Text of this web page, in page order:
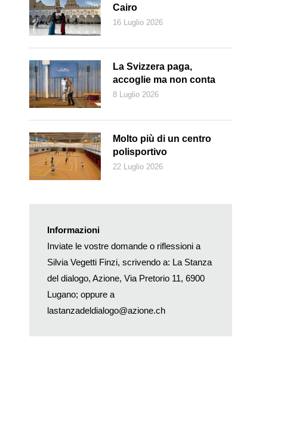
Cairo
16 Luglio 2026
La Svizzera paga,
accoglie ma non conta
8 Luglio 2026
Molto più di un centro
polisportivo
22 Luglio 2026
Informazioni
Inviate le vostre domande o riflessioni a
Silvia Vegetti Finzi, scrivendo a: La Stanza
del dialogo, Azione, Via Pretorio 11, 6900
Lugano; oppure a
lastanzadeldialogo@azione.ch